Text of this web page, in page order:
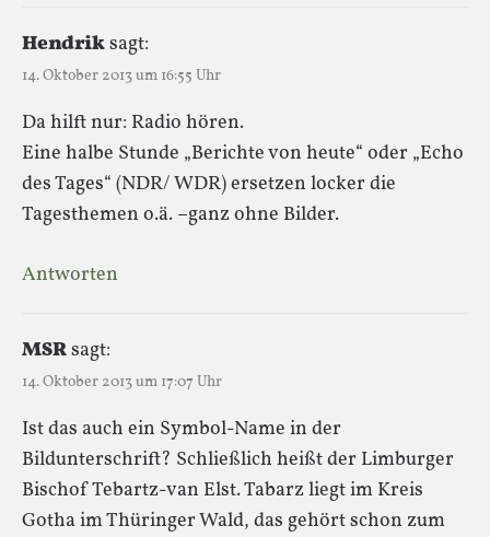
Hendriksagt:
14. Oktober 2013 um 16:55 Uhr
Da hilft nur: Radio hören.
Eine halbe Stunde „Berichte von heute“ oder „Echo
des Tages“ (NDR/ WDR) ersetzen locker die
Tagesthemen o.ä. –ganz ohne Bilder.
Antworten
MSRsagt:
14. Oktober 2013 um 17:07 Uhr
Ist das auch ein Symbol-Name in der
Bildunterschrift? Schließlich heißt der Limburger
Bischof Tebartz-van Elst. Tabarz liegt im Kreis
Gotha im Thüringer Wald, das gehört schon zum